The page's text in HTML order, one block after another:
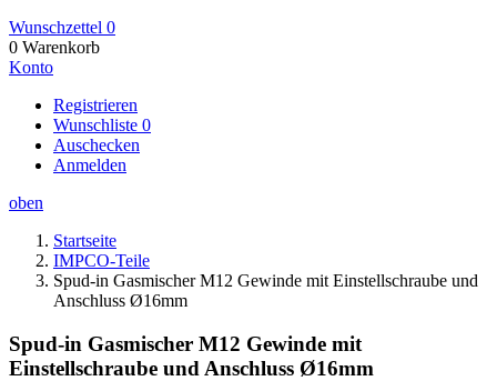
Wunschzettel 0
0 Warenkorb
Konto
Registrieren
Wunschliste 0
Auschecken
Anmelden
oben
Startseite
IMPCO-Teile
Spud-in Gasmischer M12 Gewinde mit Einstellschraube und
Anschluss Ø16mm
Spud-in Gasmischer M12 Gewinde mit
Einstellschraube und Anschluss Ø16mm